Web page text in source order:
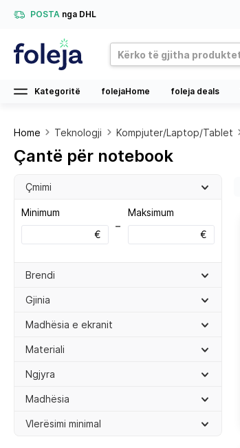
POSTA nga DHL
Kategoritë folejaHome foleja deals
Home Teknologji Kompjuter/Laptop/Tablet
Çantë për notebook
Brendi
Gjinia
Madhësia e ekranit
Materiali
Ngjyra
Madhësia
Çmimi
Minimum
€
–
Maksimum
€
Vlerësimi minimal